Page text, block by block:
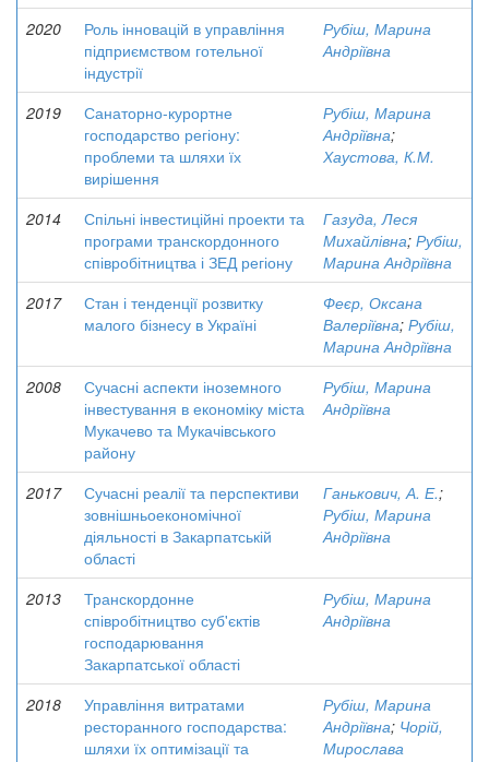
2020
Роль інновацій в управління
підприємством готельної
індустрії
Рубіш, Марина
Андріївна
2019
Санаторно-курортне
господарство регіону:
проблеми та шляхи їх
вирішення
Рубіш, Марина
Андріївна;
Хаустова, К.М.
2014
Спільні інвестиційні проекти та
програми транскордонного
співробітництва і ЗЕД регіону
Газуда, Леся
Михайлівна; Рубіш,
Марина Андріївна
2017
Стан і тенденції розвитку
малого бізнесу в Україні
Феєр, Оксана
Валеріївна; Рубіш,
Марина Андріївна
2008
Сучасні аспекти іноземного
інвестування в економіку міста
Мукачево та Мукачівського
району
Рубіш, Марина
Андріївна
2017
Сучасні реалії та перспективи
зовнішньоекономічної
діяльності в Закарпатській
області
Ганькович, А. Е.;
Рубіш, Марина
Андріївна
2013
Транскордонне
співробітництво суб'єктів
господарювання
Закарпатської області
Рубіш, Марина
Андріївна
2018
Управління витратами
ресторанного господарства:
шляхи їх оптимізації та
Рубіш, Марина
Андріївна; Чорій,
Мирослава